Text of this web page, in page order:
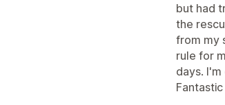
but had
the
from my
rule for
days.